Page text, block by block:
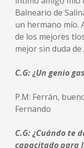
Balneario de
un hermano mío.
de los mejores
mejor sin duda de
C.G: ¿Un genio
P.M: Ferrán,
Fernando
C.G: ¿Cuándo te
capacitado para